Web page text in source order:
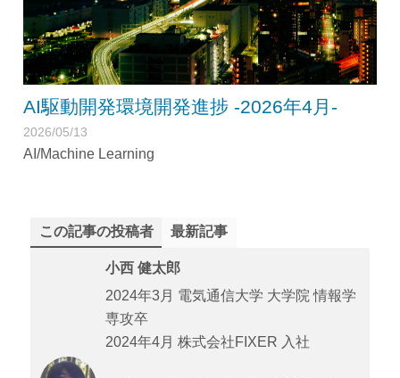
AI駆動開発環境開発進捗 -2026年4月-
2026/05/13
AI/Machine Learning
この記事の投稿者 最新記事
小西 健太郎
2024年3月 電気通信大学 大学院 情報学
専攻卒
2024年4月 株式会社FIXER 入社